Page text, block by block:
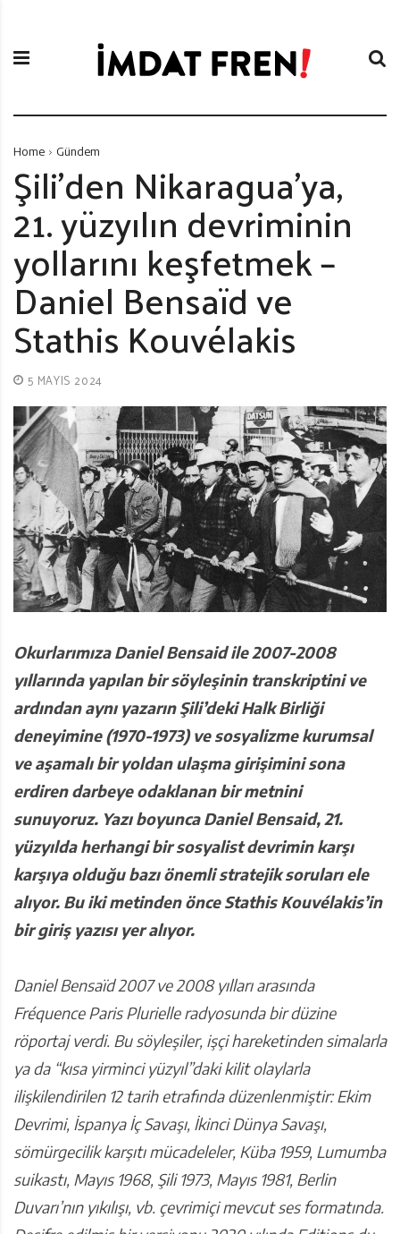
Home Gündem
Şili’den Nikaragua’ya,
21. yüzyılın devriminin
yollarını keşfetmek –
Daniel Bensaïd ve
Stathis Kouvélakis
5 MAYIS 2024
Okurlarımıza Daniel Bensaid ile 2007-2008
yıllarında yapılan bir söyleşinin transkriptini ve
ardından aynı yazarın Şili’deki Halk Birliği
deneyimine (1970-1973) ve sosyalizme kurumsal
ve aşamalı bir yoldan ulaşma girişimini sona
erdiren darbeye odaklanan bir metnini
sunuyoruz. Yazı boyunca Daniel Bensaid, 21.
yüzyılda herhangi bir sosyalist devrimin karşı
karşıya olduğu bazı önemli stratejik soruları ele
alıyor. Bu iki metinden önce Stathis Kouvélakis’in
bir giriş yazısı yer alıyor.
Daniel Bensaïd 2007 ve 2008 yılları arasında
Fréquence Paris Plurielle radyosunda bir düzine
röportaj verdi. Bu söyleşiler, işçi hareketinden simalarla
ya da “kısa yirminci yüzyıl”daki kilit olaylarla
ilişkilendirilen 12 tarih etrafında düzenlenmiştir: Ekim
Devrimi, İspanya İç Savaşı, İkinci Dünya Savaşı,
sömürgecilik karşıtı mücadeleler, Küba 1959, Lumumba
suikastı, Mayıs 1968, Şili 1973, Mayıs 1981, Berlin
Duvarı’nın yıkılışı, vb. çevrimiçi mevcut ses formatında.